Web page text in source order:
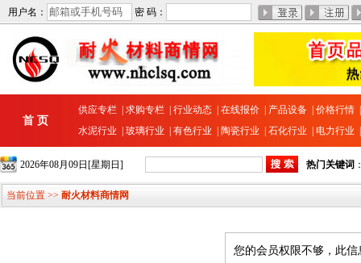
用户名： 密 码：
首 页
供应专栏 求购专栏 行业动态 在线报价 产品设备 价格行情
水泥行业
玻璃行业 有色行业 陶瓷行业 石化行业 电力行业
2026年08月09日[星期日] 热门关键词
当前位置 >> 耐火材料商情网
您的会员权限不够，此信